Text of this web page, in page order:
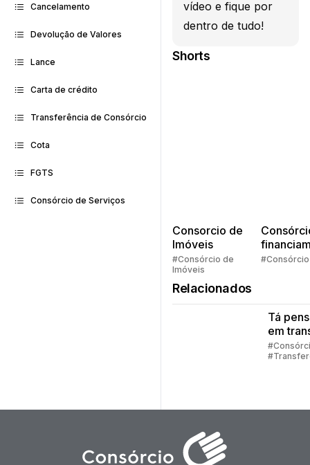
Cancelamento
Devolução de Valores
Lance
Carta de crédito
Transferência de Consórcio
Cota
FGTS
Consórcio de Serviços
vídeo e fique por
dentro de tudo!
Shorts
Consorcio de
Imóveis
#Consórcio de
Imóveis
Quem
#Consórcio
Relacionados
Tá
em
sua